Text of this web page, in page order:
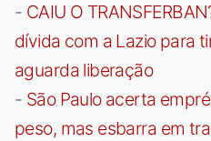
- CAIU O
dívida com a Lazio para
aguarda liberação
- São Paulo acerta
peso, mas esbarra em